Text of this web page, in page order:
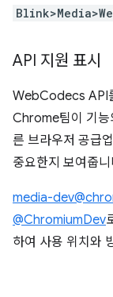
API 지원 표시
WebCodecs API
Chrome팀이 기능
른 브라우저 공급
중요한지 보여줍니
media-
@ChromiumDev
하여 사용 위치와